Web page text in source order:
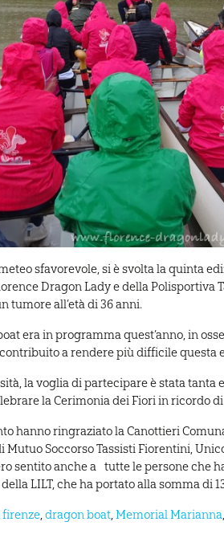
sfavorevole, si è svolta la quinta
Dragon Lady e della Polisportiva
tumore all’età di 36 anni.
era in programma quest’anno, in
a rendere più difficile questa
la voglia di partecipare è stata tanta
la Cerimonia dei Fiori in ricordo
hanno ringraziato la Canottieri
di Mutuo Soccorso Tassisti Fiorentini,
sentito anche a tutte le persone che
LILT, che ha portato alla somma di
,dragon boat,Memorial Marianna,